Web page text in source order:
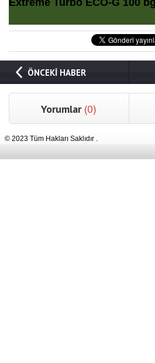
ÖNCEKİ HABER
Yorumlar (0)
© 2023 Tüm Hakları Saklıdır .